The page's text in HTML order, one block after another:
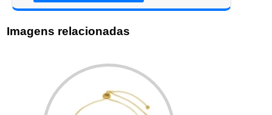
Imagens relacionadas